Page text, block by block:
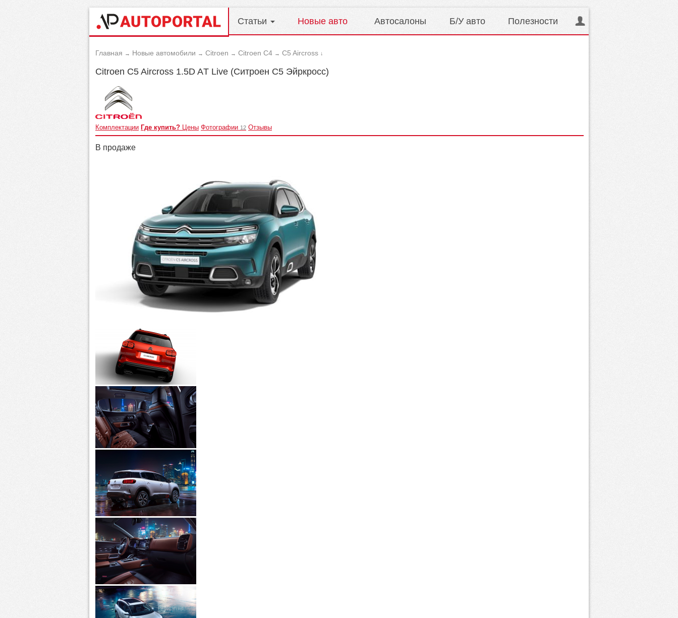
Статьи Новые авто Автосалоны Б/У авто Полезности
Главная → Новые автомобили → Citroen → Citroen C4 → C5 Aircross ↓
Citroen C5 Aircross 1.5D AТ Live (Ситроен С5 Эйркросс)
Комплектации Где купить? Цены Фотографии 12 Отзывы
В продаже